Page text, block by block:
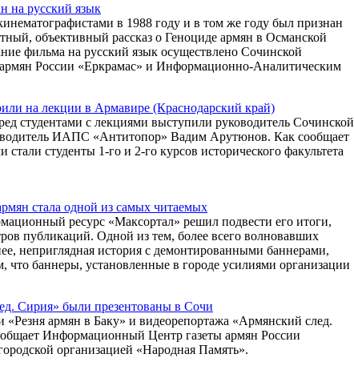
на русский язык
в 1988 году и в том же году был признан
объективный рассказ о Геноциде армян в Османской
фильма на русский язык осуществлено Сочинской
России «Еркрамас» и Информационно-Аналитическим
на лекции в Армавире (Краснодарский край)
студентами с лекциями выступили руководитель Сочинской
ИАПС «Антитопор» Вадим Арутюнов. Как сообщает
студенты 1-го и 2-го курсов исторического факультета
стала одной из самых читаемых
ресурс «Максортал» решил подвести его итоги,
публикаций. Одной из тем, более всего волновавших
неприглядная история с демонтированными баннерами,
баннеры, установленные в городе усилиями организации
Сирия» были презентованы в Сочи
армян в Баку» и видеорепортажа «Армянский след.
Информационный Центр газеты армян России
организацией «Народная Память».